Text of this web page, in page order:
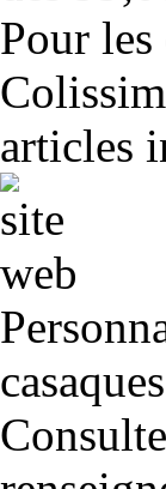
Pour
articles